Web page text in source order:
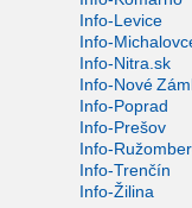
Info-Levice
Info-
Info-Nitra.sk
Info-Nové
Info-Poprad
Info-Prešov
Info-
Info-Trenčín
Info-Žilina